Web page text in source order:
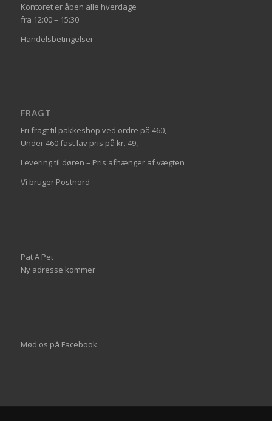
Kontoret er åben alle hverdage
fra 12:00 – 15:30
Handelsbetingelser
FRAGT
Fri fragt til pakkeshop ved ordre på 460,-
Under 460 fast lav pris på kr. 49,-
Levering til døren – Pris afhænger af vægten
Vi bruger Postnord
Pat A Pet
Ny adresse kommer
Mød os på Facebook